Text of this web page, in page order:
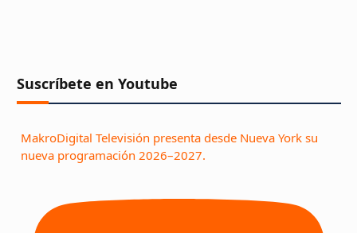
Suscríbete en Youtube
MakroDigital Televisión presenta desde Nueva York su
nueva programación 2026–2027.